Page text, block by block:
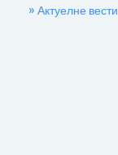
» Актуелне вести